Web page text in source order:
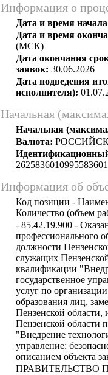
Информация о
Дата и время
Дата и время
(МСК)
Дата окончания
заявок: 30.06.2026
Дата подведения
исполнителя):
Начальная
Начальная
Валюта:
Информация об
Код позиции -
Количество (объем
- 85.42.19.900 -
профессионального
должности
служащих
квалификации
государственное
услуг по
образования лиц,
Пензенской области,
Пензенской области
"Внедрение
управление:
описанием объекта
ПРАВИТЕЛЬСТВО